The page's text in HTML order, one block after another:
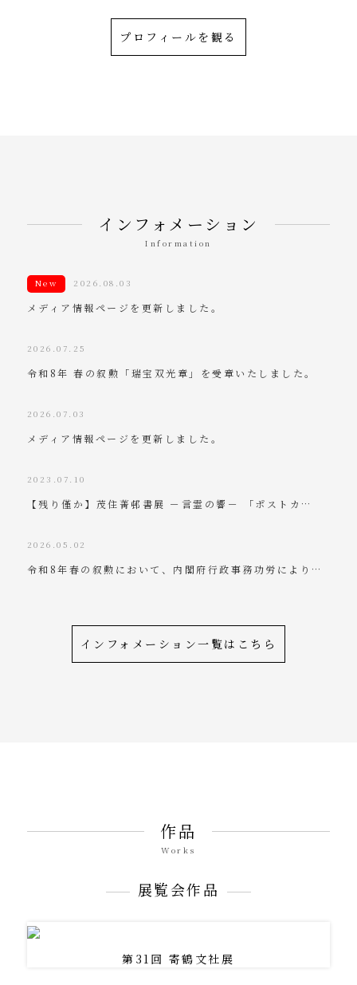
プロフィールを観る
インフォメーション
Information
New 2026.08.03
メディア情報ページを更新しました。
2026.07.25
令和8年 春の叙勲「瑞宝双光章」を受章いたしました。
2026.07.03
メディア情報ページを更新しました。
2023.07.10
【残り僅か】茂住菁邨書展 －言霊の響－ 「ポストカ…
2026.05.02
令和8年春の叙勲において、内閣府行政事務功労により…
インフォメーション一覧はこちら
作品
Works
展覧会作品
第31回 寄鶴文社展